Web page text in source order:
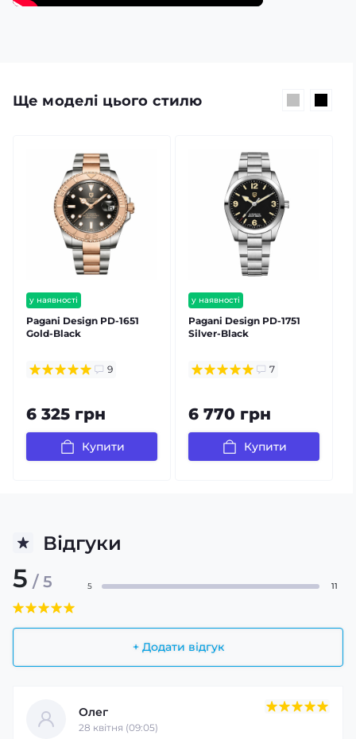
Ще моделі цього стилю
у наявності
безкоштовна доставка
гарантія 12 міс
Pagani Design PD-1651
Gold-Black
9
6 325 грн
Купити
у наявності
безкоштовна доставка
гарантія 12 міс
Pagani Design PD-1751
Silver-Black
7
6 770 грн
Купити
Відгуки
5 / 5
+ Додати відгук
5 11
Олег
28 квітня (09:05)